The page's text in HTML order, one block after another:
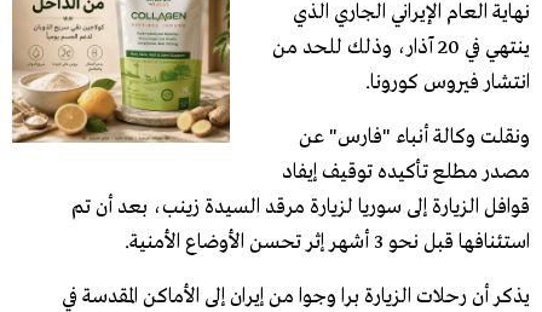
نهاية العام الإيراني الجاري الذي
ينتهي في 20 آذار، وذلك للحد من
انتشار فيروس كورونا.
ونقلت وكالة أنباء "فارس" عن
مصدر مطلع تأكيده توقيف إيفاد
قوافل الزيارة إلى سوريا لزيارة مرقد السيدة زينب، بعد أن تم
استئنافها قبل نحو 3 أشهر إثر تحسن الأوضاع الأمنية.
يذكر أن رحلات الزيارة برا وجوا من إيران إلى الأماكن المقدسة في